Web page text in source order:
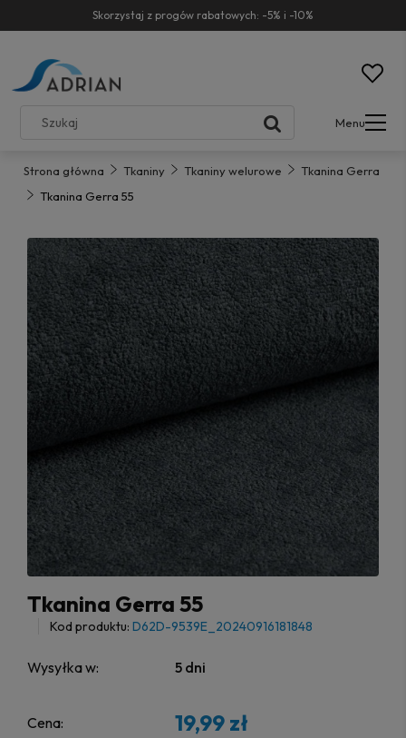
Skorzystaj z progów rabatowych: -5% i -10%
Menu
Strona główna Tkaniny Tkaniny welurowe
Tkanina Gerra
Tkanina Gerra 55
Tkanina Gerra 55
Kod produktu: D62D-9539E_20240916181848
Wysyłka w: 5 dni
Cena: 19,99 zł